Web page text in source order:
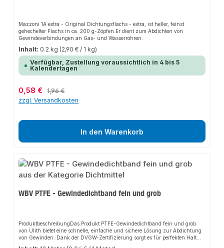
Mazzoni 1A extra - Original Dichtungsflachs - extra, ist heller, feinst
gehechelter Flachs in ca. 200 g-Zöpfen.Er dient zum Abdichten von
Gewindeverbindungen an Gas- und Wasserrohren.
Inhalt: 0.2 kg (2,90 € / 1 kg)
Verfügbar, Zustellung voraussichtlich in 4 bis 5
Kalendertagen
Verkaufspreis:
0,58 € Regulärer Preis:
1,96 €
zzgl. Versandkosten
In den Warenkorb
WBV PTFE - Gewindedichtband fein und grob
ProduktbeschreibungDas Produkt PTFE-Gewindedichtband fein und grob
von Ulith bietet eine schnelle, einfache und sichere Lösung zur Abdichtung
von Gewinden. Dank der DVGW-Zertifizierung sorgt es für perfekten Halt
und passt sich flexibel an verschiedene Gewindearten und Medien an. Das